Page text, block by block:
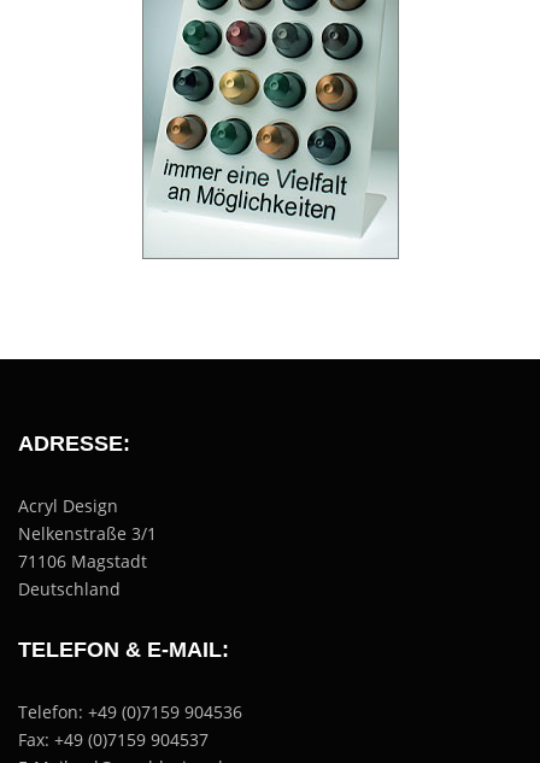
ADRESSE:
Acryl Design
Nelkenstraße 3/1
71106 Magstadt
Deutschland
TELEFON & E-MAIL:
Telefon: +49 (0)7159 904536
Fax: +49 (0)7159 904537